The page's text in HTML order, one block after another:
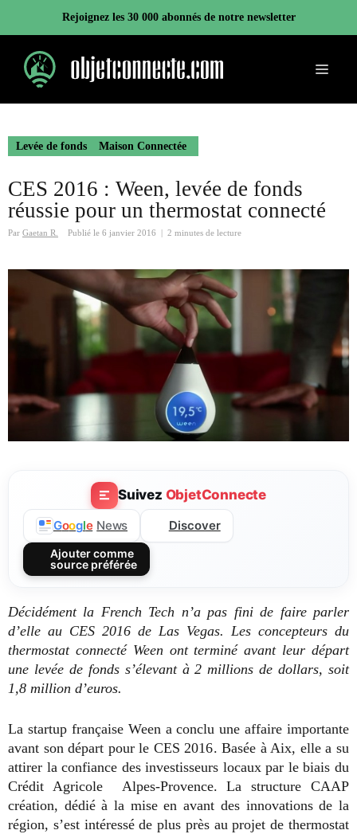
contenu
Rejoignez les 30 000 abonnés de notre newsletter
Menu
Levée de fonds Maison Connectée
CES 2016 : Ween, levée de fonds
réussie pour un thermostat connecté
Par Gaetan R. Publié le 6 janvier 2016 2 minutes de lecture
Suivez ObjetConnecte
Google News Discover
Ajouter comme
source préférée
Décidément la French Tech n’a pas fini de faire parler
d’elle au CES 2016 de Las Vegas. Les concepteurs du
thermostat connecté Ween ont terminé avant leur départ
une levée de fonds s’élevant à 2 millions de dollars, soit
1,8 million d’euros.
La startup française Ween a conclu une affaire importante
avant son départ pour le CES 2016. Basée à Aix, elle a su
attirer la confiance des investisseurs locaux par le biais du
Crédit Agricole Alpes-Provence. La structure CAAP
création, dédié à la mise en avant des innovations de la
région, s’est intéressé de plus près au projet de thermostat